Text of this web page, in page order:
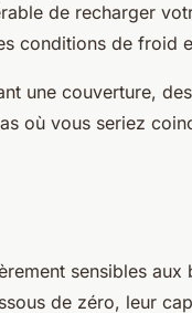
de recharger
conditions de froid
une couverture,
où vous seriez
sensibles aux
de zéro, leur